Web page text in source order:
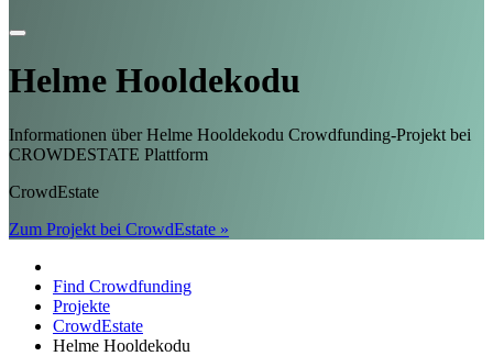
Helme Hooldekodu
Informationen über Helme Hooldekodu Crowdfunding-Projekt bei
CROWDESTATE Plattform
CrowdEstate
Zum Projekt bei CrowdEstate »
Find Crowdfunding
Projekte
CrowdEstate
Helme Hooldekodu